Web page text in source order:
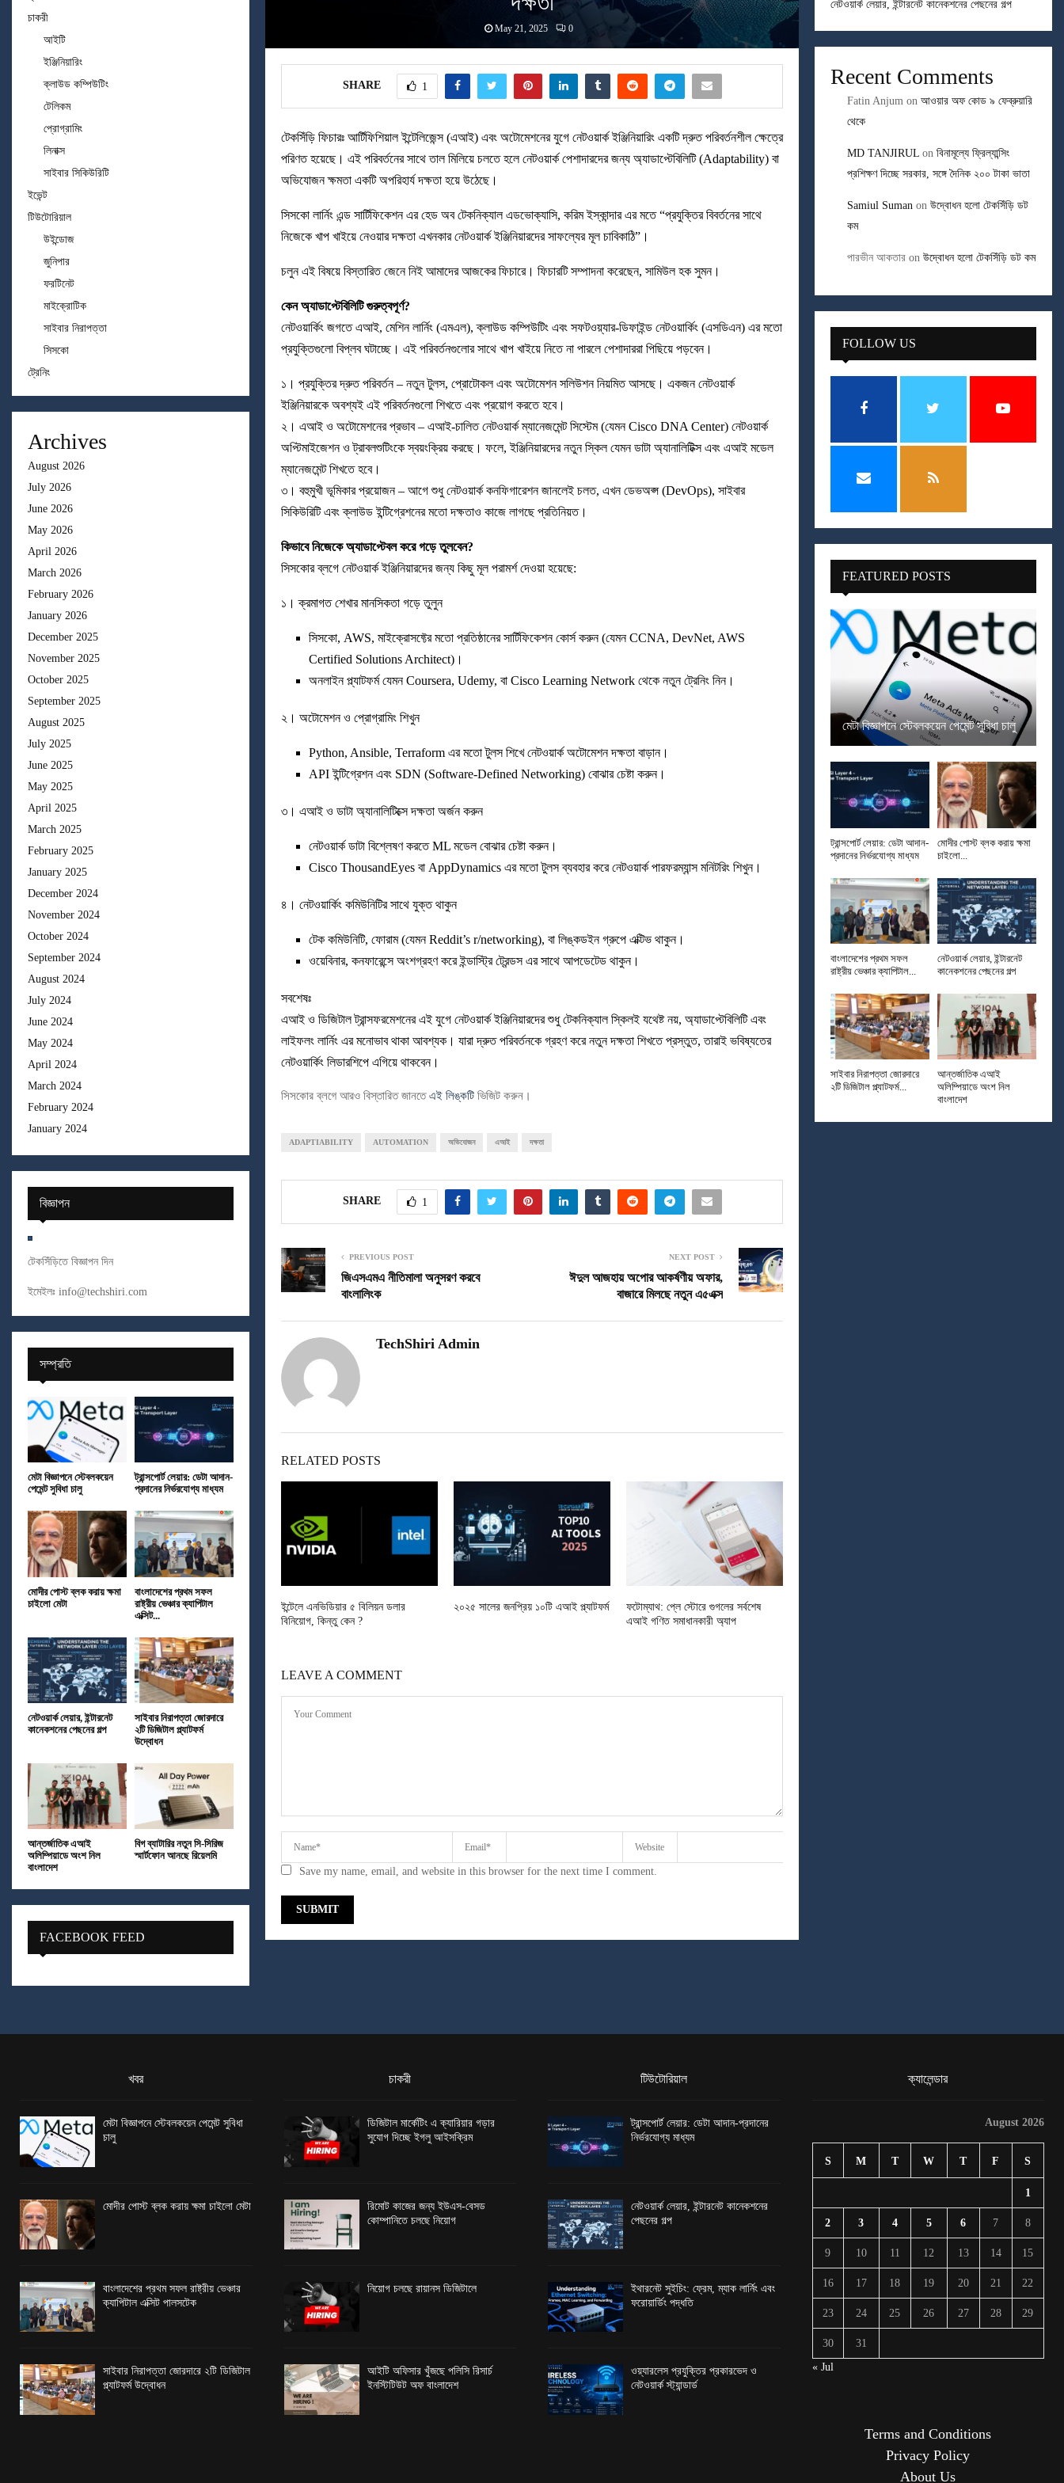
May 21, 2025 0
SHARE 1
টেকসিঁড়ি ফিচারঃ আর্টিফিশিয়াল ইন্টেলিজেন্স (এআই) এবং অটোমেশনের যুগে নেটওয়ার্ক ইঞ্জিনিয়ারিং একটি দ্রুত পরিবর্তনশীল ক্ষেত্রে
পরিণত হয়েছে। এই পরিবর্তনের সাথে তাল মিলিয়ে চলতে হলে নেটওয়ার্ক পেশাদারদের জন্য অ্যাডাপ্টেবিলিটি (Adaptability) বা
অভিযোজন ক্ষমতা একটি অপরিহার্য দক্ষতা হয়ে উঠেছে।
সিসকো লার্নিং এন্ড সার্টিফিকেশন এর হেড অব টেকনিক্যাল এডভোক্যাসি, করিম ইস্কান্দার এর মতে “প্রযুক্তির বিবর্তনের সাথে
নিজেকে খাপ খাইয়ে নেওয়ার দক্ষতা এখনকার নেটওয়ার্ক ইঞ্জিনিয়ারদের সাফল্যের মূল চাবিকাঠি”।
চলুন এই বিষয়ে বিস্তারিত জেনে নিই আমাদের আজকের ফিচারে। ফিচারটি সম্পাদনা করেছেন, সামিউল হক সুমন।
কেন অ্যাডাপ্টেবিলিটি গুরুত্বপূর্ণ?
নেটওয়ার্কিং জগতে এআই, মেশিন লার্নিং (এমএল), ক্লাউড কম্পিউটিং এবং সফটওয়্যার-ডিফাইন্ড নেটওয়ার্কিং (এসডিএন) এর মতো
প্রযুক্তিগুলো বিপ্লব ঘটাচ্ছে। এই পরিবর্তনগুলোর সাথে খাপ খাইয়ে নিতে না পারলে পেশাদাররা পিছিয়ে পড়বেন।
১। প্রযুক্তির দ্রুত পরিবর্তন – নতুন টুলস, প্রোটোকল এবং অটোমেশন সলিউশন নিয়মিত আসছে। একজন নেটওয়ার্ক
ইঞ্জিনিয়ারকে অবশ্যই এই পরিবর্তনগুলো শিখতে এবং প্রয়োগ করতে হবে।
২। এআই ও অটোমেশনের প্রভাব – এআই-চালিত নেটওয়ার্ক ম্যানেজমেন্ট সিস্টেম (যেমন Cisco DNA Center) নেটওয়ার্ক
অপ্টিমাইজেশন ও ট্রাবলশুটিংকে স্বয়ংক্রিয় করছে। ফলে, ইঞ্জিনিয়ারদের নতুন স্কিল যেমন ডাটা অ্যানালিটিক্স এবং এআই মডেল
ম্যানেজমেন্ট শিখতে হবে।
৩। বহুমুখী ভূমিকার প্রয়োজন – আগে শুধু নেটওয়ার্ক কনফিগারেশন জানলেই চলত, এখন ডেভঅপ্স (DevOps), সাইবার
সিকিউরিটি এবং ক্লাউড ইন্টিগ্রেশনের মতো দক্ষতাও কাজে লাগছে প্রতিনিয়ত।
কিভাবে নিজেকে অ্যাডাপ্টেবল করে গড়ে তুলবেন?
সিসকোর ব্লগে নেটওয়ার্ক ইঞ্জিনিয়ারদের জন্য কিছু মূল পরামর্শ দেওয়া হয়েছে:
১। ক্রমাগত শেখার মানসিকতা গড়ে তুলুন
সিসকো, AWS, মাইক্রোসফ্টের মতো প্রতিষ্ঠানের সার্টিফিকেশন কোর্স করুন (যেমন CCNA, DevNet, AWS
Certified Solutions Architect)।
অনলাইন প্ল্যাটফর্ম যেমন Coursera, Udemy, বা Cisco Learning Network থেকে নতুন ট্রেনিং নিন।
২। অটোমেশন ও প্রোগ্রামিং শিখুন
Python, Ansible, Terraform এর মতো টুলস শিখে নেটওয়ার্ক অটোমেশন দক্ষতা বাড়ান।
API ইন্টিগ্রেশন এবং SDN (Software-Defined Networking) বোঝার চেষ্টা করুন।
৩। এআই ও ডাটা অ্যানালিটিক্সে দক্ষতা অর্জন করুন
নেটওয়ার্ক ডাটা বিশ্লেষণ করতে ML মডেল বোঝার চেষ্টা করুন।
Cisco ThousandEyes বা AppDynamics এর মতো টুলস ব্যবহার করে নেটওয়ার্ক পারফরম্যান্স মনিটরিং শিখুন।
৪। নেটওয়ার্কিং কমিউনিটির সাথে যুক্ত থাকুন
টেক কমিউনিটি, ফোরাম (যেমন Reddit’s r/networking), বা লিঙ্কডইন গ্রুপে এক্টিভ থাকুন।
ওয়েবিনার, কনফারেন্সে অংশগ্রহণ করে ইন্ডাস্ট্রি ট্রেন্ডস এর সাথে আপডেটেড থাকুন।
সবশেষঃ
এআই ও ডিজিটাল ট্রান্সফরমেশনের এই যুগে নেটওয়ার্ক ইঞ্জিনিয়ারদের শুধু টেকনিক্যাল স্কিলই যথেষ্ট নয়, অ্যাডাপ্টেবিলিটি এবং
লাইফলং লার্নিং এর মনোভাব থাকা আবশ্যক। যারা দ্রুত পরিবর্তনকে গ্রহণ করে নতুন দক্ষতা শিখতে প্রস্তুত, তারাই ভবিষ্যতের
নেটওয়ার্কিং লিডারশিপে এগিয়ে থাকবেন।
সিসকোর ব্লগে আরও বিস্তারিত জানতেএই লিঙ্কটি ভিজিট করুন।
ADAPTIABILITY AUTOMATION অভিযোজন এআই দক্ষতা
SHARE 1
PREVIOUS POST
জিএসএমএ নীতিমালা অনুসরণ করবে
বাংলালিংক
NEXT POST
ঈদুল আজহায় অপোর আকর্ষণীয় অফার,
বাজারে মিলছে নতুন এ৫এক্স
TechShiri Admin
RELATED POSTS
ইন্টেলে এনভিডিয়ার ৫ বিলিয়ন ডলার
বিনিয়োগ, কিন্তু কেন ?
২০২৫ সালের জনপ্রিয় ১০টি এআই প্ল্যাটফর্ম
ফটোম্যাথ: প্লে স্টোরে গুগলের সর্বশেষ
এআই গণিত সমাধানকারী অ্যাপ
LEAVE A COMMENT
Save my name, email, and website in this browser for the next time I comment.
চাকরী
আইটি
ইঞ্জিনিয়ারিং
ক্লাউড কম্পিউটিং
টেলিকম
প্রোগ্রামিং
লিনাক্স
সাইবার সিকিউরিটি
ইভেন্ট
টিউটোরিয়াল
উইন্ডোজ
জুনিপার
ফরটিনেট
মাইক্রোটিক
সাইবার নিরাপত্তা
সিসকো
ট্রেনিং
Archives
August 2026
July 2026
June 2026
May 2026
April 2026
March 2026
February 2026
January 2026
December 2025
November 2025
October 2025
September 2025
August 2025
July 2025
June 2025
May 2025
April 2025
March 2025
February 2025
January 2025
December 2024
November 2024
October 2024
September 2024
August 2024
July 2024
June 2024
May 2024
April 2024
March 2024
February 2024
January 2024
বিজ্ঞাপন
টেকসিঁড়িতে বিজ্ঞাপন দিন
ইমেইলঃ info@techshiri.com
সম্প্রতি
মেটা বিজ্ঞাপনে স্টেবলকয়েন
পেমেন্ট সুবিধা চালু
ট্রান্সপোর্ট লেয়ার: ডেটা আদান-
প্রদানের নির্ভরযোগ্য মাধ্যম
মোদীর পোস্ট ব্লক করায় ক্ষমা
চাইলো মেটা
বাংলাদেশের প্রথম সফল
রাষ্ট্রীয় ভেঞ্চার ক্যাপিটাল
এক্সিট...
নেটওয়ার্ক লেয়ার, ইন্টারনেট
কানেকশনের পেছনের গল্প
সাইবার নিরাপত্তা জোরদারে
২টি ডিজিটাল প্ল্যাটফর্ম
উদ্বোধন
আন্তর্জাতিক এআই
অলিম্পিয়াডে অংশ নিল
বাংলাদেশ
বিগ ব্যাটারির নতুন সি-সিরিজ
স্মার্টফোন আনছে রিয়েলমি
FACEBOOK FEED
নেটওয়ার্ক লেয়ার, ইন্টারনেট কানেকশনের পেছনের গল্প
Recent Comments
Fatin Anjum on আওয়ার অফ কোড ৯ ফেব্রুয়ারি
থেকে
MD TANJIRUL on বিনামূল্যে ফ্রিল্যান্সিং
প্রশিক্ষণ দিচ্ছে সরকার, সঙ্গে দৈনিক ২০০ টাকা ভাতা
Samiul Suman on উদ্বোধন হলো টেকসিঁড়ি ডট
কম
পারভীন আকতার on উদ্বোধন হলো টেকসিঁড়ি ডট কম
FOLLOW US
FEATURED POSTS
মেটা বিজ্ঞাপনে স্টেবলকয়েন পেমেন্ট সুবিধা চালু
ট্রান্সপোর্ট লেয়ার: ডেটা আদান-
প্রদানের নির্ভরযোগ্য মাধ্যম
মোদীর পোস্ট ব্লক করায় ক্ষমা
চাইলো...
বাংলাদেশের প্রথম সফল
রাষ্ট্রীয় ভেঞ্চার ক্যাপিটাল...
নেটওয়ার্ক লেয়ার, ইন্টারনেট
কানেকশনের পেছনের গল্প
সাইবার নিরাপত্তা জোরদারে
২টি ডিজিটাল প্ল্যাটফর্ম...
আন্তর্জাতিক এআই
অলিম্পিয়াডে অংশ নিল
বাংলাদেশ
খবর
মেটা বিজ্ঞাপনে স্টেবলকয়েন পেমেন্ট সুবিধা
চালু
মোদীর পোস্ট ব্লক করায় ক্ষমা চাইলো মেটা
বাংলাদেশের প্রথম সফল রাষ্ট্রীয় ভেঞ্চার
ক্যাপিটাল এক্সিট পালসটেক
সাইবার নিরাপত্তা জোরদারে ২টি ডিজিটাল
প্ল্যাটফর্ম উদ্বোধন
চাকরী
ডিজিটাল মার্কেটিং এ ক্যারিয়ার গড়ার
সুযোগ দিচ্ছে ইগলু আইসক্রিম
রিমোট কাজের জন্য ইউএস-বেসড
কোম্পানিতে চলছে নিয়োগ
নিয়োগ চলছে রায়ানস ডিজিটালে
আইটি অফিসার খুঁজছে পলিসি রিসার্চ
ইনস্টিটিউট অফ বাংলাদেশ
টিউটোরিয়াল
ট্রান্সপোর্ট লেয়ার: ডেটা আদান-প্রদানের
নির্ভরযোগ্য মাধ্যম
নেটওয়ার্ক লেয়ার, ইন্টারনেট কানেকশনের
পেছনের গল্প
ইথারনেট সুইচিং: ফ্রেম, ম্যাক লার্নিং এবং
ফরোয়ার্ডিং পদ্ধতি
ওয়্যারলেস প্রযুক্তির প্রকারভেদ ও
নেটওয়ার্ক স্ট্যান্ডার্ড
ক্যালেন্ডার
August 2026
S M T W T F S
1
2 3 4 5 6 7 8
9 10 11 12 13 14 15
16 17 18 19 20 21 22
23 24 25 26 27 28 29
30
31
« Jul
Terms and Conditions
Privacy Policy
About Us